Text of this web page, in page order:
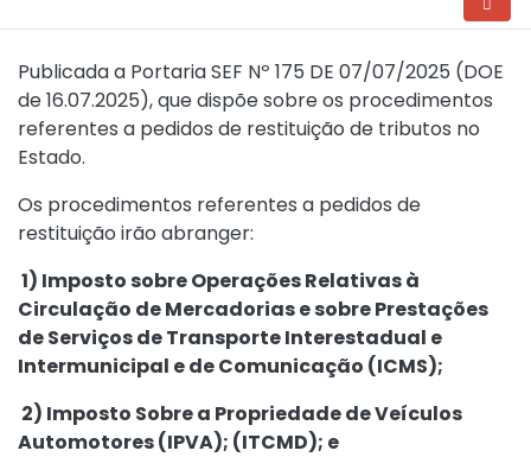
Publicada a Portaria SEF Nº 175 DE 07/07/2025 (DOE
de 16.07.2025), que dispõe sobre os procedimentos
referentes a pedidos de restituição de tributos no
Estado.
Os procedimentos referentes a pedidos de
restituição irão abranger:
1) Imposto sobre Operações Relativas à
Circulação de Mercadorias e sobre Prestações
de Serviços de Transporte Interestadual e
Intermunicipal e de Comunicação (ICMS);
2) Imposto Sobre a Propriedade de Veículos
Automotores (IPVA); (ITCMD); e